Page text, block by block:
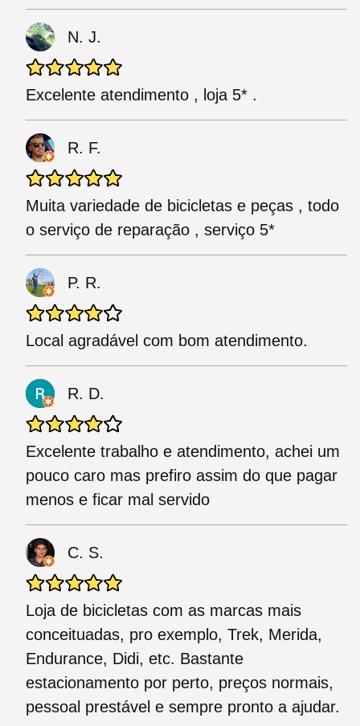
N. J.
Excelente atendimento , loja 5* .
R. F.
Muita variedade de bicicletas e peças , todo
o serviço de reparação , serviço 5*
P. R.
Local agradável com bom atendimento.
R. D.
Excelente trabalho e atendimento, achei um
pouco caro mas prefiro assim do que pagar
menos e ficar mal servido
C. S.
Loja de bicicletas com as marcas mais
conceituadas, pro exemplo, Trek, Merida,
Endurance, Didi, etc. Bastante
estacionamento por perto, preços normais,
pessoal prestável e sempre pronto a ajudar.